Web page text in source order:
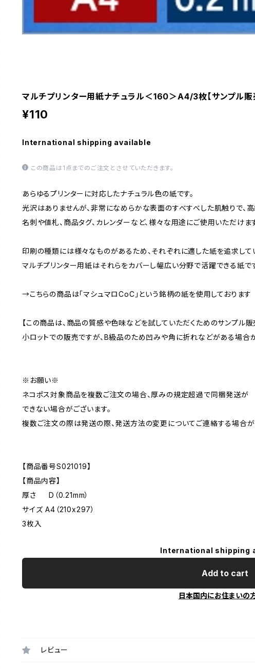
マルチプリンター用紙ナチュラル＜160＞A4/3枚【サンプル販
¥110
International shipping available
この商品は1点までのご注文とさせていただきます。
あらゆるプリンターに対応したナチュラル色の紙です。
光沢はありませんが、非常になめらかな表面のすべすべした肌触りで、
名刺や値札、商品タグ、カレンダーなど、様々な用途にご使用いただけま
印刷の種類には様々なものがあるため、それぞれに適した紙を追求して
マルチプリンター用紙はそれらをカバーし幅広い分野で活躍できる紙で
→こちらの商品は「マシュマロCoC」という銘柄の紙を使用しております
【この商品は、商品の質感や色味などを試していただくためのサンプル販
小ロットでの販売ですが、B級品のため凹みや角に折れなどがある場合
※お願い※
ネコポス対象商品を複数ご注文の場合、厚みの規定超過で同梱発送が
できない場合がございます。
複数ご注文の際は発送の際、発送方法の変更についてご連絡する場合が
【商品番号S021019】
【商品内容】
厚さ D（0.21mm）
サイズ A4（210x297）
3枚入
International shipping
Add to cart
日本国内にお住まいの
レビュー